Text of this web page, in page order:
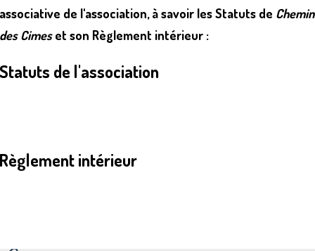
de l'association, à savoir les Statuts de Chemin
Cimeset son Règlement intérieur :
de l'association
intérieur